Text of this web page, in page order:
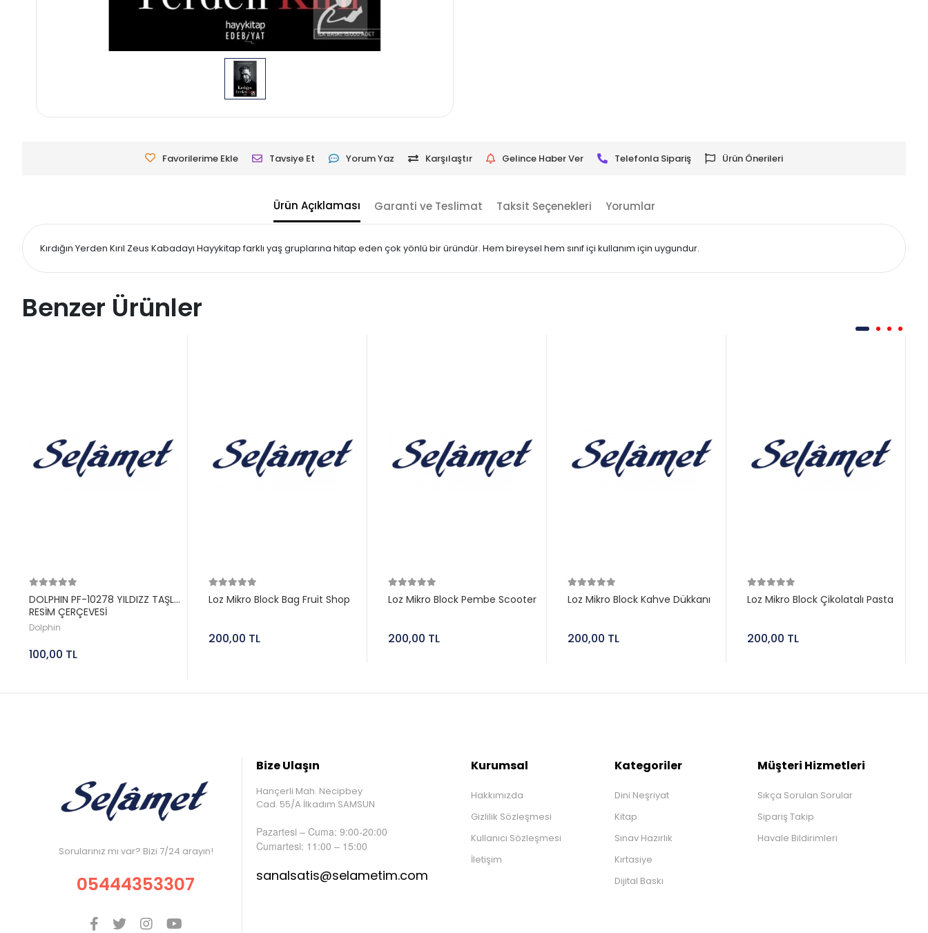
Favorilerime Ekle Tavsiye Et Yorum Yaz Karşılaştır Gelince Haber Ver Telefonla Sipariş Ürün Önerileri
Ürün Açıklaması Garanti ve Teslimat Taksit Seçenekleri Yorumlar
Kırdığın Yerden Kırıl Zeus Kabadayı Hayykitap farklı yaş gruplarına hitap eden çok yönlü bir üründür. Hem bireysel hem sınıf içi kullanım için uygundur.
Benzer Ürünler
DOLPHIN PF-10278 YILDIZZ TAŞLI
RESİM ÇERÇEVESİ
Dolphin
100,00 TL
Loz Mikro Block Bag Fruit Shop
200,00 TL
Loz Mikro Block Pembe Scooter
200,00 TL
Loz Mikro Block Kahve Dükkanı
200,00 TL
Loz Mikro Block Çikolatalı Pasta
200,00 TL
Sorularınız mı var? Bizi 7/24 arayın!
05444353307
Bize Ulaşın
Hançerli Mah. Necipbey
Cad. 55/A İlkadım SAMSUN
Pazartesi – Cuma: 9:00-20:00
Cumartesi: 11:00 – 15:00
sanalsatis@selametim.com
Kurumsal
Hakkımızda
Gizlilik Sözleşmesi
Kullanıcı Sözleşmesi
İletişim
Kategoriler
Dini Neşriyat
Kitap
Sınav Hazırlık
Kırtasiye
Dijital Baskı
Müşteri Hizmetleri
Sıkça Sorulan Sorular
Sipariş Takip
Havale Bildirimleri